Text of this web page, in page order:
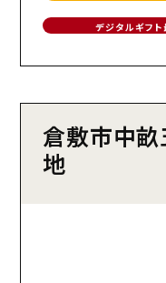
デジタルギフト
倉敷市中
地